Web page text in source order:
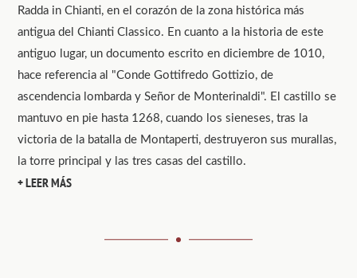
Radda in Chianti, en el corazón de la zona histórica más
antigua del Chianti Classico. En cuanto a la historia de este
antiguo lugar, un documento escrito en diciembre de 1010,
hace referencia al "Conde Gottifredo Gottizio, de
ascendencia lombarda y Señor de Monterinaldi". El castillo se
mantuvo en pie hasta 1268, cuando los sieneses, tras la
victoria de la batalla de Montaperti, destruyeron sus murallas,
la torre principal y las tres casas del castillo.
LEER MÁS